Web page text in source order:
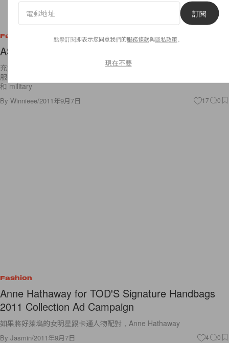
Fashion
ASOS Gone Native
充滿南美荒野的感覺就是 ASOS 新季的 Style 囉！穿上這種風格的衣
服，一同到處探險吧！以豐富和衝擊力的圖案為主的系列，混合 denim
和 military
By Winnieee/2011年9月7日 17 0
Fashion
Anne Hathaway for TOD'S Signature Handbags
2011 Collection Ad Campaign
如果將好萊塢的女明星跟卡通人物配對，Anne Hathaway
By Jasmin/2011年9月7日 4 0
訂閱
點擊訂閱即表示您同意我們的服務條款與隱私政策
現在不要